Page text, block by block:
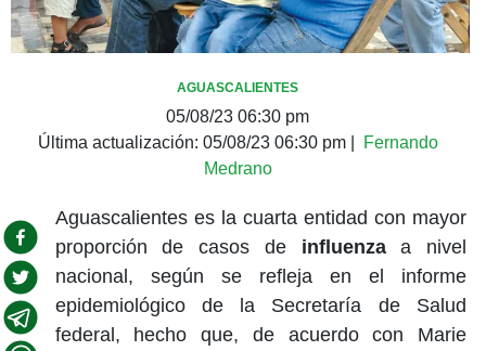
AGUASCALIENTES
05/08/23 06:30 pm
Última actualización: 05/08/23 06:30 pm|
Fernando
Medrano
Aguascalientes es la cuarta entidad con mayor
proporción de casos deinfluenzaa nivel
nacional, según se refleja en el informe
epidemiológico de la Secretaría de Salud
federal, hecho que, de acuerdo con Marie